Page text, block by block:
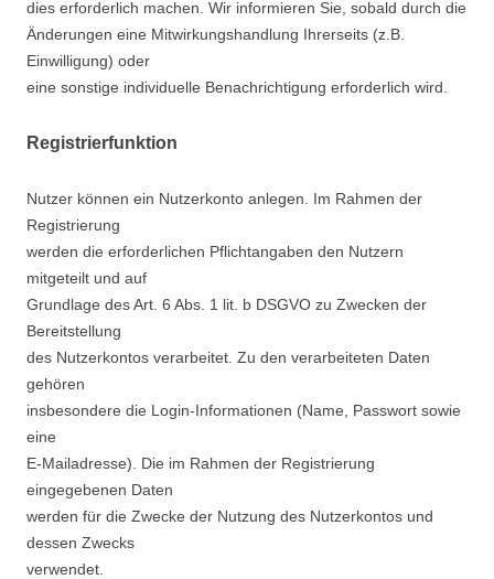
dies erforderlich machen. Wir informieren Sie, sobald durch die
Änderungen eine Mitwirkungshandlung Ihrerseits (z.B.
Einwilligung) oder
eine sonstige individuelle Benachrichtigung erforderlich wird.
Registrierfunktion
Nutzer können ein Nutzerkonto anlegen. Im Rahmen der
Registrierung
werden die erforderlichen Pflichtangaben den Nutzern
mitgeteilt und auf
Grundlage des Art. 6 Abs. 1 lit. b DSGVO zu Zwecken der
Bereitstellung
des Nutzerkontos verarbeitet. Zu den verarbeiteten Daten
gehören
insbesondere die Login-Informationen (Name, Passwort sowie
eine
E-Mailadresse). Die im Rahmen der Registrierung
eingegebenen Daten
werden für die Zwecke der Nutzung des Nutzerkontos und
dessen Zwecks
verwendet.